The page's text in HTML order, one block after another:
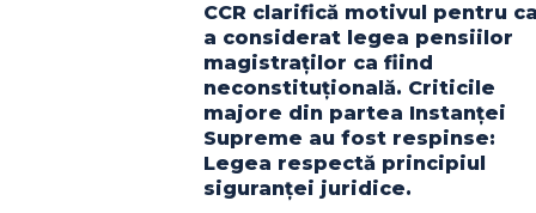
CCR clarifică motivul pentru
a considerat legea pensiilor
magistraților ca fiind
neconstituțională. Criticile
majore din partea Instanței
Supreme au fost respinse:
Legea respectă principiul
siguranței juridice.